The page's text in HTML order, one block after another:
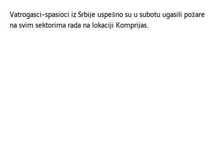
Vatrogasci-spasioci iz Srbije uspešno su u subotu ugasili požare
na svim sektorima rada na lokaciji Komprijas.